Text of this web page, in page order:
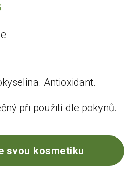
Antioxidant.
při použití dle pokynů.
svou kosmetiku